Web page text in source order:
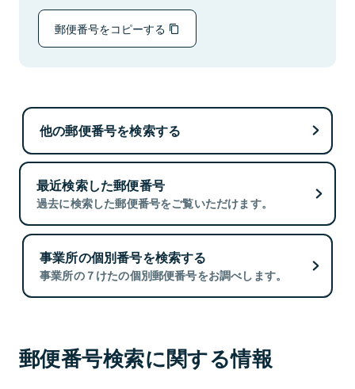
郵便番号をコピーする
他の郵便番号を検索する
最近検索した郵便番号
過去に検索した郵便番号をご覧いただけます。
事業所の個別番号を検索する
事業所の７けたの個別郵便番号をお調べします。
郵便番号検索に関する情報